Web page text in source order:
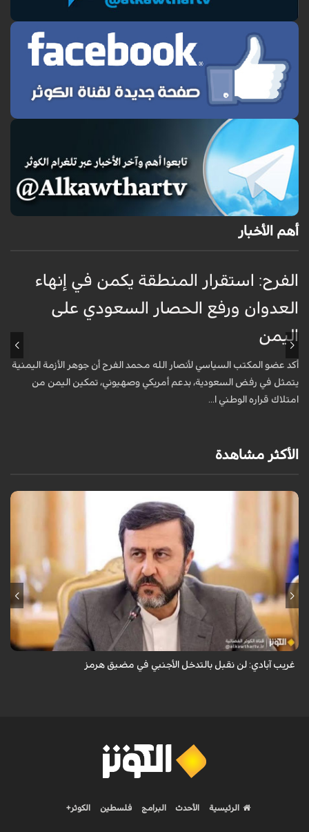
أهم الأخبار
الفرح: استقرار المنطقة يكمن في إنهاء
العدوان ورفع الحصار السعودي على
اليمن
أكد عضو المكتب السياسي لأنصار الله محمد الفرح أن جوهر الأزمة اليمنية
يتمثل في رفض السعودية، بدعم أمريكي وصهيوني، تمكين اليمن من
امتلاك قراره الوطني ا...
الأكثر مشاهدة
قال نائب وزير الخارجية الإيراني كاظم غريب آبادي، إن إيران لن تقبل بالتدخل
الأجنبي في مضيق هرمز.
غريب آبادي: لن نقبل بالتدخل الأجنبي في مضيق هرمز
الرئيسية الأحدث البرامج فلسطين الكوثر+